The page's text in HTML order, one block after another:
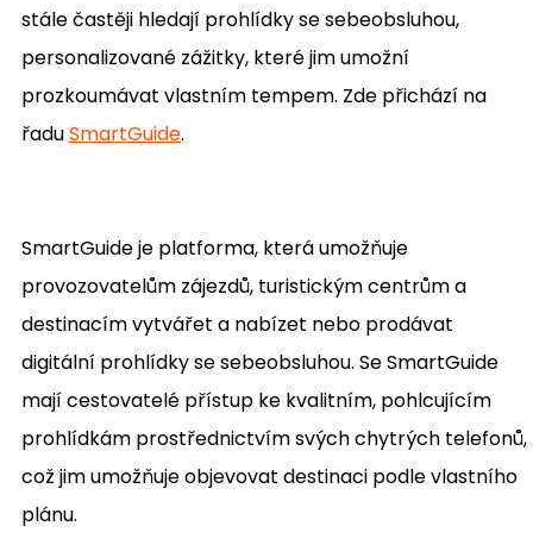
stále častěji hledají prohlídky se sebeobsluhou,
personalizované zážitky, které jim umožní
prozkoumávat vlastním tempem. Zde přichází na
řaduSmartGuide.
SmartGuide je platforma, která umožňuje
provozovatelům zájezdů, turistickým centrům a
destinacím vytvářet a nabízet nebo prodávat
digitální prohlídky se sebeobsluhou. Se SmartGuide
mají cestovatelé přístup ke kvalitním, pohlcujícím
prohlídkám prostřednictvím svých chytrých telefonů,
což jim umožňuje objevovat destinaci podle vlastního
plánu.